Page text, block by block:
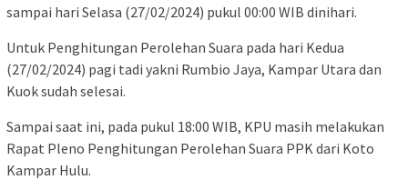
sampai hari Selasa (27/02/2024) pukul 00:00 WIB dinihari.
Untuk Penghitungan Perolehan Suara pada hari Kedua
(27/02/2024) pagi tadi yakni Rumbio Jaya, Kampar Utara dan
Kuok sudah selesai.
Sampai saat ini, pada pukul 18:00 WIB, KPU masih melakukan
Rapat Pleno Penghitungan Perolehan Suara PPK dari Koto
Kampar Hulu.